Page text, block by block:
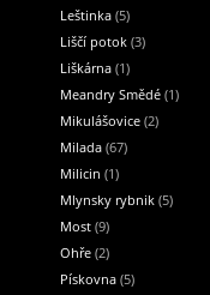
Leštinka (5)
Liščí potok (3)
Liškárna (1)
Meandry Smědé (1)
Mikulášovice (2)
Milada (67)
Milicin (1)
Mlynsky rybnik (5)
Most (9)
Ohře (2)
Pískovna (5)